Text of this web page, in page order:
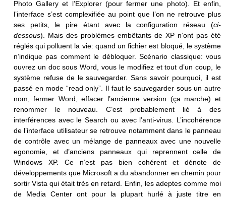
Photo Gallery et l’Explorer (pour fermer une photo). Et enfin,
l’interface s’est complexifiée au point que l’on ne retrouve plus
ses petits, le pire étant avec la configuration réseau (ci-
dessous). Mais des problèmes embêtants de XP n’ont pas été
réglés qui polluent la vie: quand un fichier est bloqué, le système
n’indique pas comment le débloquer. Scénario classique: vous
ouvrez un doc sous Word, vous le modifiez et tout d’un coup, le
système refuse de le sauvegarder. Sans savoir pourquoi, il est
passé en mode “read only”. Il faut le sauvegarder sous un autre
nom, fermer Word, effacer l’ancienne version (ça marche) et
renommer le nouveau. C’est probablement lié à des
interférences avec le Search ou avec l’anti-virus. L’incohérence
de l’interface utilisateur se retrouve notamment dans le panneau
de contrôle avec un mélange de panneaux avec une nouvelle
egonomie, et d’anciens panneaux qui reprennent celle de
Windows XP. Ce n’est pas bien cohérent et dénote de
développements que Microsoft a du abandonner en chemin pour
sortir Vista qui était très en retard. Enfin, les adeptes comme moi
de Media Center ont pour la plupart hurlé à juste titre en